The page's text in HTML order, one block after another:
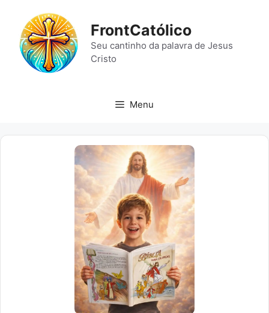
conteúdo
FrontCatólico
Seu cantinho da palavra de Jesus
Cristo
Menu